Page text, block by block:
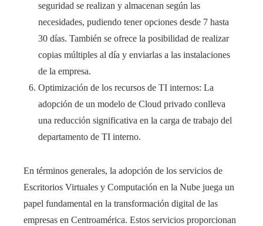
seguridad se realizan y almacenan según las
necesidades, pudiendo tener opciones desde 7 hasta
30 días. También se ofrece la posibilidad de realizar
copias múltiples al día y enviarlas a las instalaciones
de la empresa.
Optimización de los recursos de TI internos: La
adopción de un modelo de Cloud privado conlleva
una reducción significativa en la carga de trabajo del
departamento de TI interno.
En términos generales, la adopción de los servicios de
Escritorios Virtuales y Computación en la Nube juega un
papel fundamental en la transformación digital de las
empresas en Centroamérica. Estos servicios proporcionan